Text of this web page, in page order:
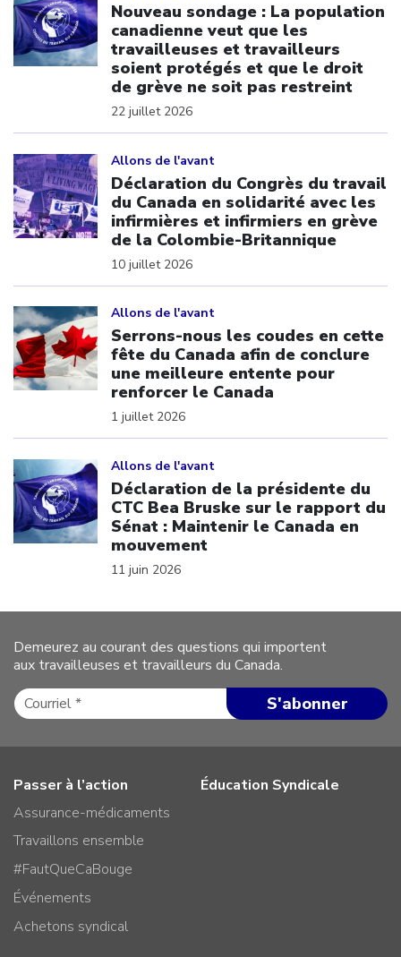
Nouveau sondage : La population
canadienne veut que les
travailleuses et travailleurs
soient protégés et que le droit
de grève ne soit pas restreint
22 juillet 2026
Allons de l'avant
Déclaration du Congrès du travail
du Canada en solidarité avec les
infirmières et infirmiers en grève
de la Colombie-Britannique
10 juillet 2026
Allons de l'avant
Serrons-nous les coudes en cette
fête du Canada afin de conclure
une meilleure entente pour
renforcer le Canada
1 juillet 2026
Allons de l'avant
Déclaration de la présidente du
CTC Bea Bruske sur le rapport du
Sénat : Maintenir le Canada en
mouvement
11 juin 2026
Demeurez au courant des questions qui importent
aux travailleuses et travailleurs du Canada.
Passer à l’action
Assurance-médicaments
Travaillons ensemble
#FautQueCaBouge
Événements
Achetons syndical
Éducation Syndicale